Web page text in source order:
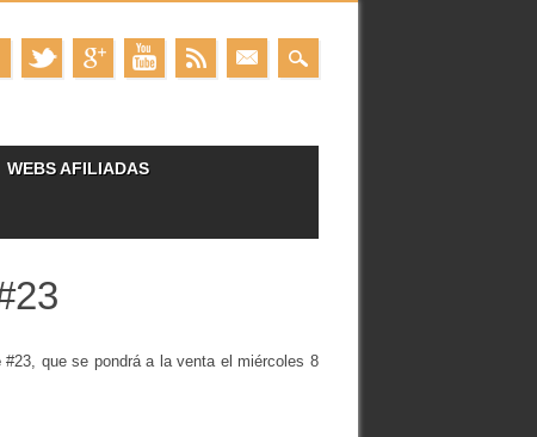
WEBS AFILIADAS
#23, que se pondrá a la venta el miércoles 8